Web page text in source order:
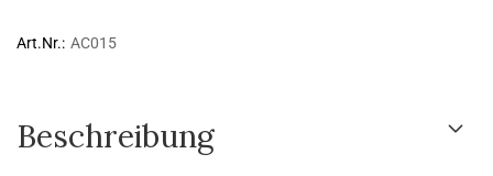
Art.Nr.: AC015
Beschreibung